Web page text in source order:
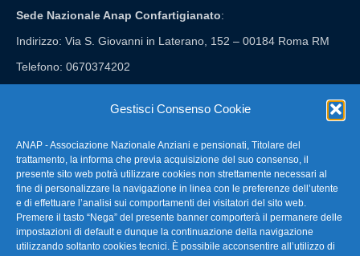
Gestisci Consenso Cookie
ANAP - Associazione Nazionale Anziani e pensionati, Titolare del
trattamento, la informa che previa acquisizione del suo consenso, il
presente sito web potrà utilizzare cookies non strettamente necessari al
fine di personalizzare la navigazione in linea con le preferenze dell’utente
e di effettuare l’analisi sui comportamenti dei visitatori del sito web.
Premere il tasto “Nega” del presente banner comporterà il permanere delle
impostazioni di default e dunque la continuazione della navigazione
utilizzando soltanto cookies tecnici. È possibile acconsentire all’utilizzo di
Sede Nazionale Anap Confartigianato:
Indirizzo: Via S. Giovanni in Laterano, 152 – 00184 Roma RM
Telefono: 0670374202
FAQ – Domande Frequenti
La nostra Newsletter
Link Utili